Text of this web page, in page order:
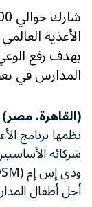
الأغذية
بهدف رفع
المدارس في
(القاهرة، مصر)
نظمها برنامج
أجل أطفال